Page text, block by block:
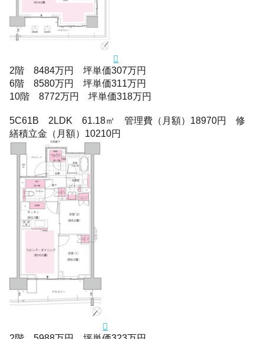
2階 8484万円 坪単価307万円
6階 8580万円 坪単価311万円
10階 8772万円 坪単価318万円
5C61B 2LDK 61.18㎡ 管理費（月額）18970円 修
繕積立金（月額）10210円